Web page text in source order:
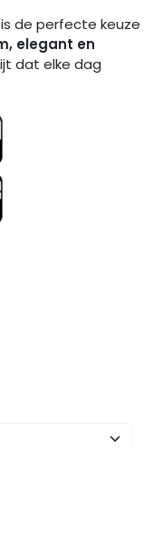
de perfecte keuze
elegant en
dat elke dag